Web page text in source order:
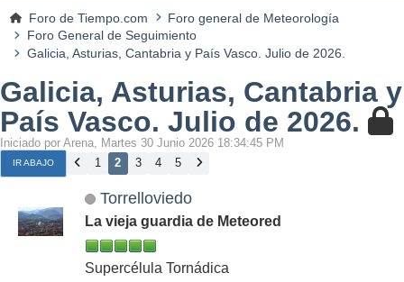
Foro de Tiempo.com
Foro general de Meteorología
Foro General de Seguimiento
Galicia, Asturias, Cantabria y País Vasco. Julio de 2026.
Galicia, Asturias, Cantabria y
País Vasco. Julio de 2026.
Iniciado por Arena, Martes 30 Junio 2026 18:34:45 PM
IR ABAJO 1 2 3 4 5
Torrelloviedo
La vieja guardia de Meteored
Supercélula Tornádica